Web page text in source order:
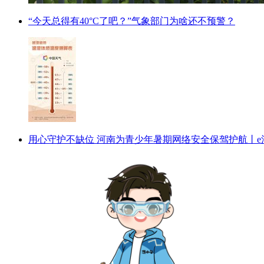
“今天总得有40°C了吧？”气象部门为啥还不预警？
用心守护不缺位 河南为青少年暑期网络安全保驾护航丨e